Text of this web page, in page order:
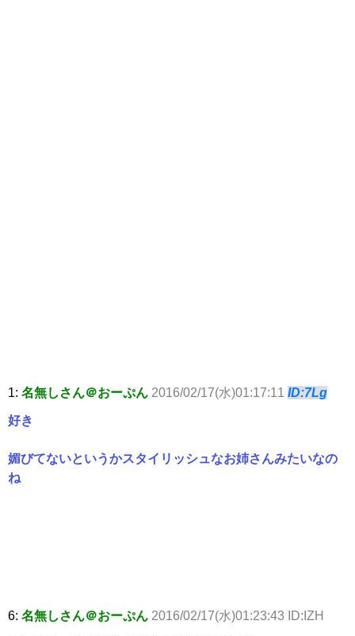
1: 名無しさん＠おーぷん 2016/02/17(水)01:17:11 ID:7Lg
好き
媚びてないというかスタイリッシュなお姉さんみたいなの
ね
6: 名無しさん＠おーぷん 2016/02/17(水)01:23:43 ID:IZH